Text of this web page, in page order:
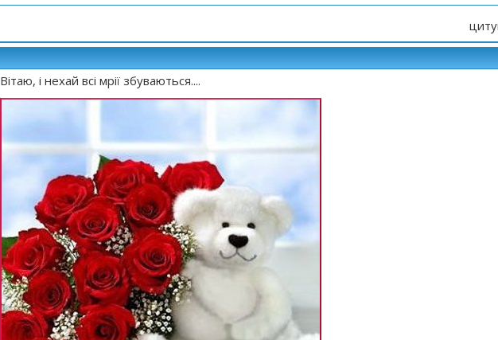
Вітаю, і нехай всі мрії збуваються....